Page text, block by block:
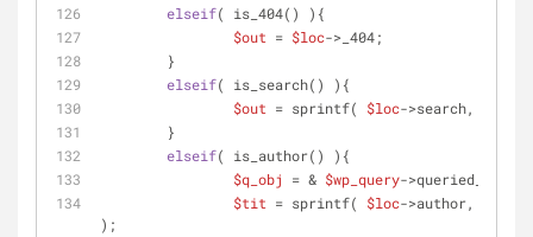
elseif( is_404() ){
$out = $loc->_404;
	}
elseif( is_search() ){
$out = sprintf( $loc->search,
	}
elseif( is_author() ){
$q_obj
= & $wp_query-
$tit = sprintf( $loc->author,
);